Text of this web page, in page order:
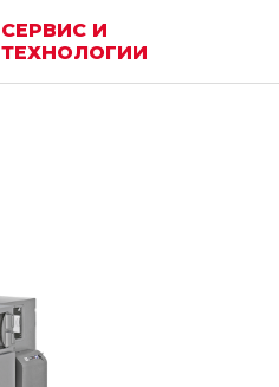
СЕРВИС И
ТЕХНОЛОГИИ